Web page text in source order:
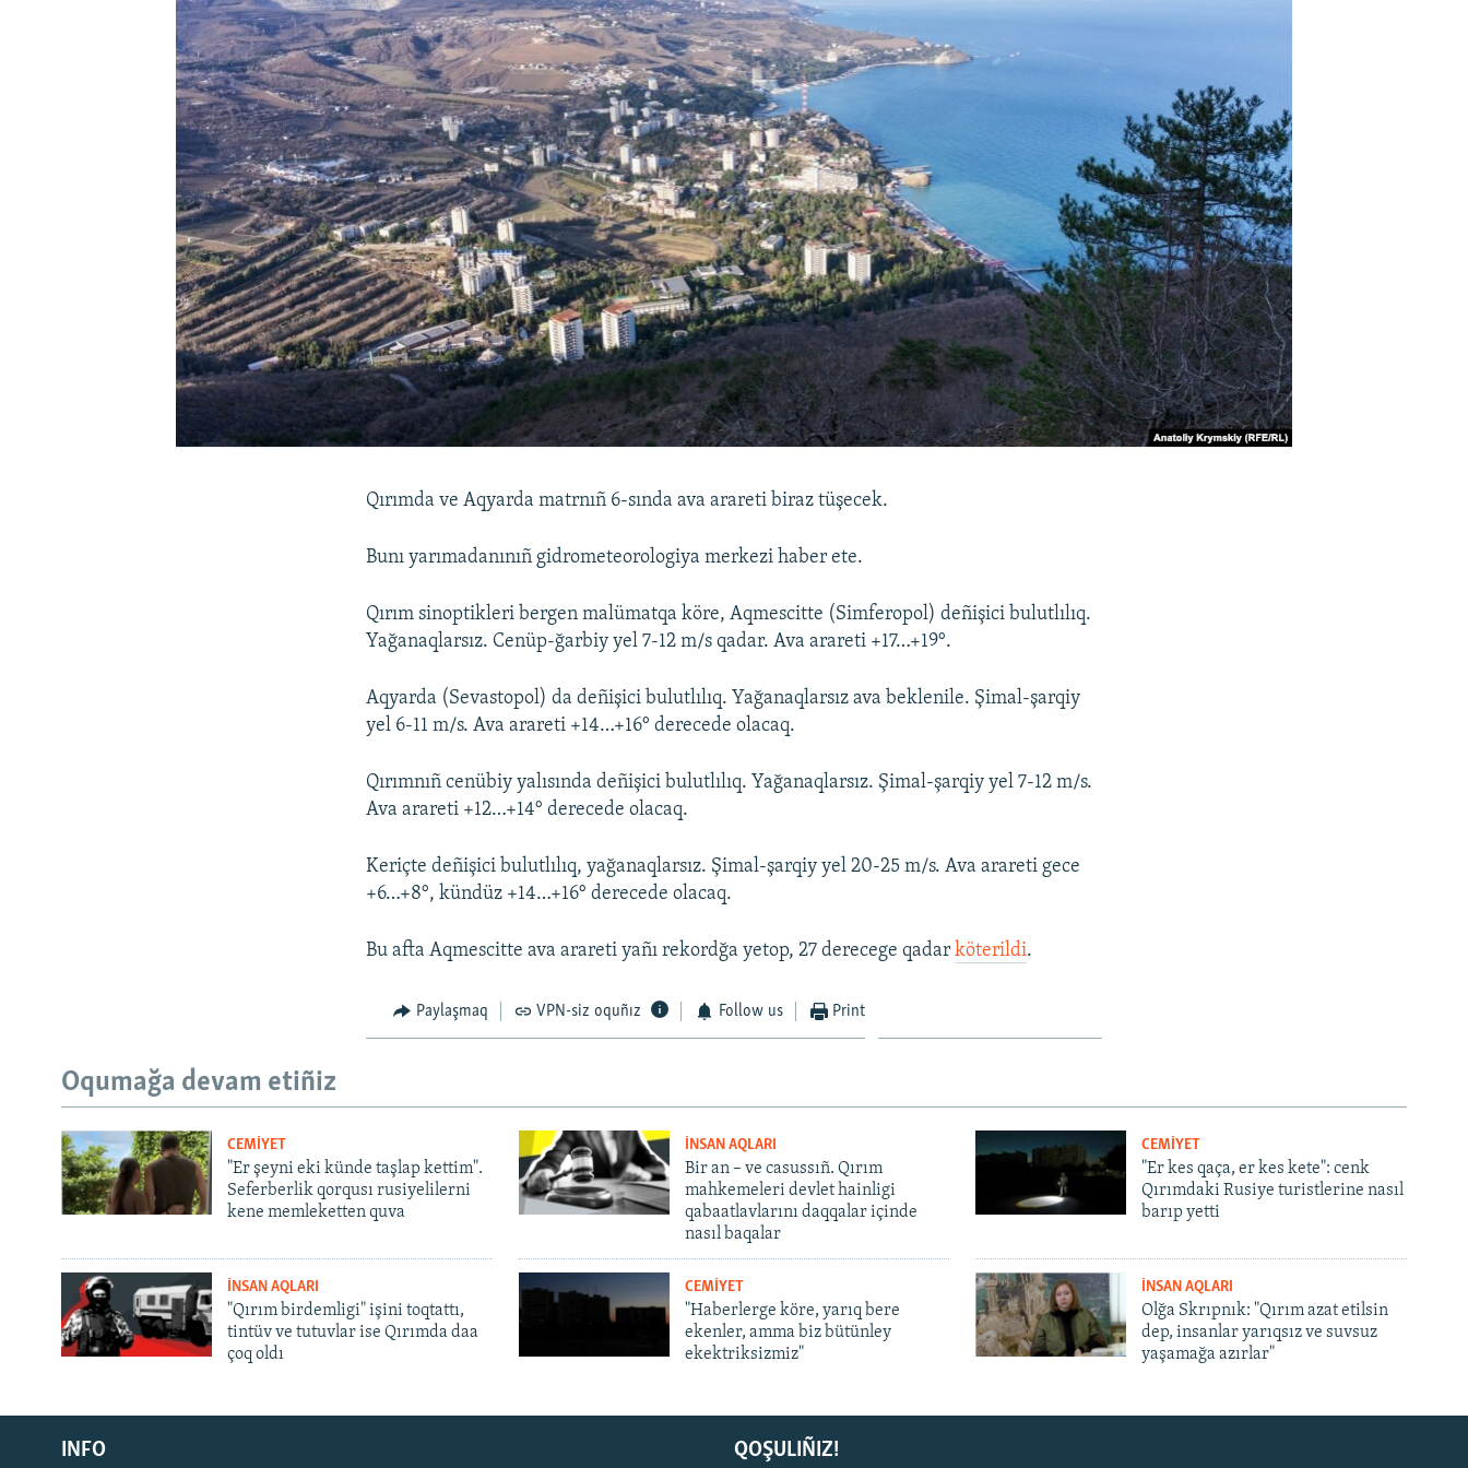
Русский
Українською
Qırımda ve Aqyarda matrnıñ 6-sında ava arareti biraz tüşecek.
Bunı yarımadanınıñ gidrometeorologiya merkezi haber ete.
Qırım sinoptikleri bergen malümatqa köre, Aqmescitte (Simferopol) deñişici bulutlılıq.
Yağanaqlarsız. Cenüp-ğarbiy yel 7-12 m/s qadar. Ava arareti +17…+19°.
Aqyarda (Sevastopol) da deñişici bulutlılıq. Yağanaqlarsız ava beklenile. Şimal-şarqiy
yel 6-11 m/s. Ava arareti +14…+16° derecede olacaq.
Qırımnıñ cenübiy yalısında deñişici bulutlılıq. Yağanaqlarsız. Şimal-şarqiy yel 7-12 m/s.
Ava arareti +12…+14° derecede olacaq.
Keriçte deñişici bulutlılıq, yağanaqlarsız. Şimal-şarqiy yel 20-25 m/s. Ava arareti gece
+6…+8°, kündüz +14…+16° derecede olacaq.
Bu afta Aqmescitte ava arareti yañı rekordğa yetop, 27 derecege qadarköterildi.
Paylaşmaq VPN-siz oquñız Follow us Print
Oqumağa devam etiñiz
CEMİYET
"Er şeyni eki künde taşlap kettim".
Seferberlik qorqusı rusiyelilerni
kene memleketten quva
İNSAN AQLARI
Bir an – ve casussıñ. Qırım
mahkemeleri devlet hainligi
qabaatlavlarını daqqalar içinde
nasıl baqalar
CEMİYET
"Er kes qaça, er kes kete": cenk
Qırımdaki Rusiye turistlerine nasıl
barıp yetti
İNSAN AQLARI
"Qırım birdemligi" işini toqtattı,
tintüv ve tutuvlar ise Qırımda daa
çoq oldı
CEMİYET
"Haberlerge köre, yarıq bere
ekenler, amma biz bütünley
ekektriksizmiz"
İNSAN AQLARI
Olğa Skrıpnık: "Qırım azat etilsin
dep, insanlar yarıqsız ve suvsuz
yaşamağa azırlar"
QOŞULIÑIZ!
INFO